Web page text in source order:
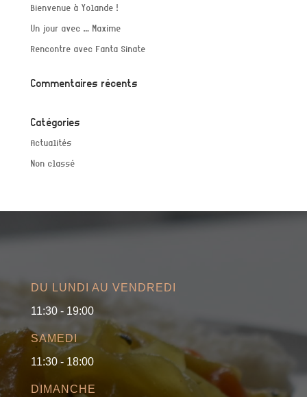
Bienvenue à Yolande !
Un jour avec … Maxime
Rencontre avec Fanta Sinate
Commentaires récents
Catégories
Actualités
Non classé
DU LUNDI AU VENDREDI
11:30 - 19:00
SAMEDI
11:30 - 18:00
DIMANCHE